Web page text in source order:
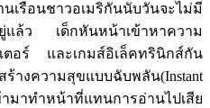
อนชาวอเมริกันนับวันจะไม่มี
แล้ว เด็กหันหน้าเข้าหาความ
อร์ และเกมส์อิเล็คทรินิกส์กัน
งความสุขแบบฉับพลัน(Instant
ามาทำหน้าที่แทนการอ่านไปเสีย